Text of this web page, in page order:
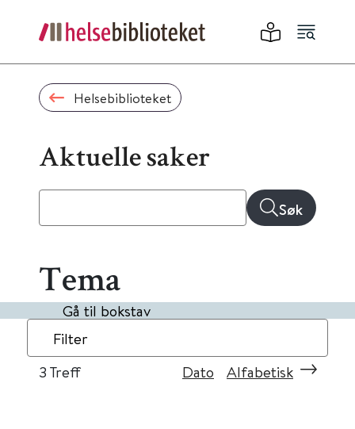
Helsebiblioteket
Aktuelle saker
Søk
Tema
Gå til bokstav
Filter
3 Treff Dato Alfabetisk